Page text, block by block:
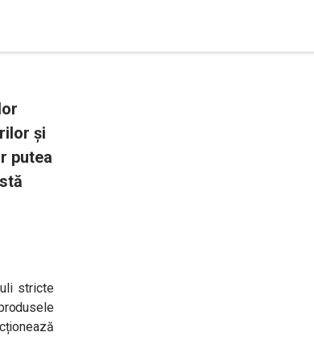
și
putea
stricte